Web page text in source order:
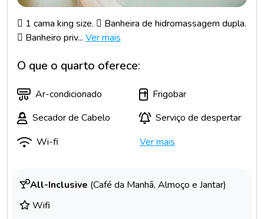
 1 cama king size.  Banheira de hidromassagem dupla.
 Banheiro priv... Ver mais
O que o quarto oferece:
Ar-condicionado
Frigobar
Secador de Cabelo
Serviço de despertar
Wi-fi
Ver mais
All-Inclusive (Café da Manhã, Almoço e Jantar)
Wifi